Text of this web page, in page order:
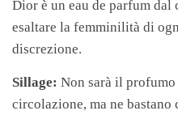
Dior è un eau de parfum dal
esaltare la femminilità di
discrezione.
Sillage: Non sarà il
circolazione, ma ne bastano